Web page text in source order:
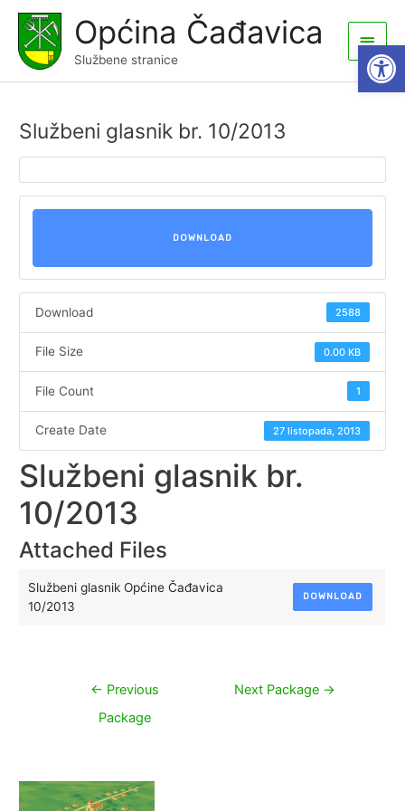
content
Općina Čađavica
Službene stranice
Main
Menu
Službeni glasnik br. 10/2013
DOWNLOAD
Download 2588
File Size 0.00 KB
File Count 1
Create Date 27 listopada, 2013
Službeni glasnik br.
10/2013
Attached Files
Službeni glasnik Općine Čađavica
10/2013
DOWNLOAD
Navigacija
← Previous
Package
Next Package →